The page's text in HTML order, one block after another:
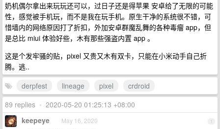
奶机偶尔拿出来玩玩还可以，过日子还是得苹果 安卓给了无限的可能
性，感觉被手机玩，而不是我在玩手机。原生干净的系统很不错，可
惜墙内的网络原因打了折扣，外加安卓群魔乱舞的各种毒瘤 app，但
是总比 miui 体验好些，木有那些强盗内置 app 。
这是个发牢骚的贴，pixel 又贵又木有双卡，只能在小米动手自己折
腾。逃..
derpfest
lineage pixel
crdroid
89 replies • 2020-05-20 01:25:13 +08:00
1
keepeye May 16, 2020